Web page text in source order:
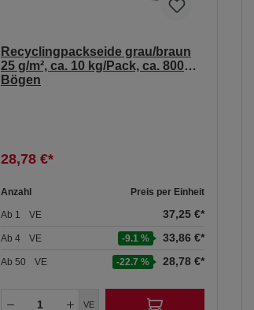
Recyclingpackseide grau/braun
25 g/m², ca. 10 kg/Pack, ca. 800
Bögen
28,78 €*
Anzahl Preis per Einheit
Ab 1 VE 37,25 €*
Ab 4 VE -9.1 % 33,86 €*
Ab 50 VE -22.7 % 28,78 €*
VE